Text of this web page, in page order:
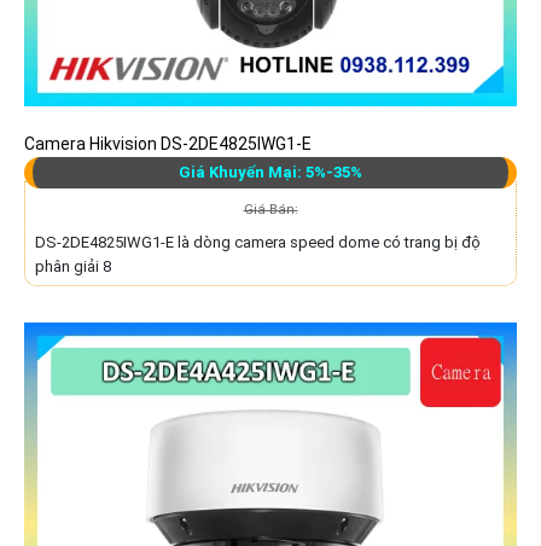
Camera Hikvision DS-2DE4825IWG1-E
Giá Khuyến Mại: 5%-35%
Giá Bán:
DS-2DE4825IWG1-E là dòng camera speed dome có trang bị độ
phân giải 8